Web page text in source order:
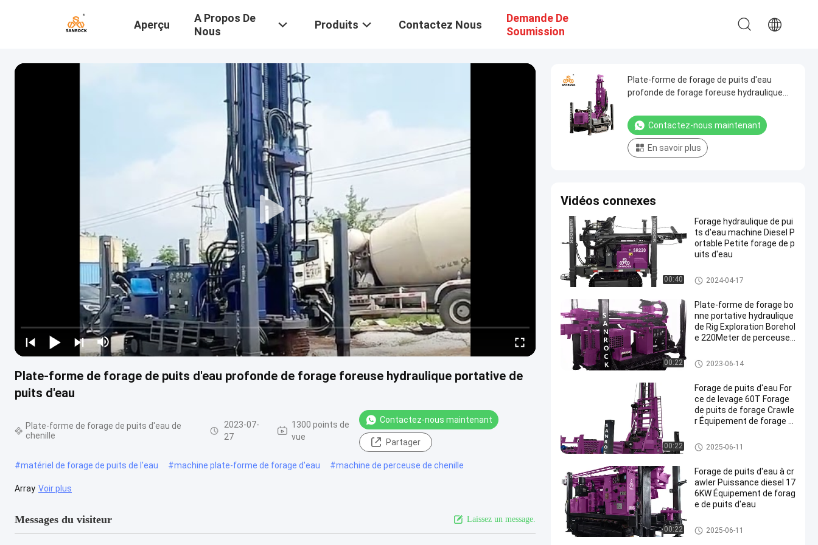
Aperçu
A Propos De
Nous
Produits Contactez Nous
Demande De
Soumission
Plate-forme de forage de puits d'eau profonde de forage foreuse hydraulique portative de
puits d'eau
Plate-forme de forage de puits d'eau de
chenille
2023-07-
27
1300 points de
vue
Contactez-nous maintenant
Partager
#matériel de forage de puits de l'eau #machine plate-forme de forage d'eau #machine de perceuse de chenille
Array Voir plus
Messages du visiteur Laissez un message.
Plate-forme de forage de puits d'eau
profonde de forage foreuse hydraulique
Contactez-nous maintenant
En savoir plus
Vidéos connexes
00:40
Forage hydraulique de pui
ts d'eau machine Diesel P
ortable Petite forage de p
uits d'eau
Plate-forme de forage de puits
d'eau de chenille
2024-04-17
00:22
Plate-forme de forage bo
nne portative hydraulique
de Rig Exploration Borehol
e 220Meter de perceuse
Plate-forme de forage de puits
d'eau de chenille
2023-06-14
00:22
Forage de puits d'eau For
ce de levage 60T Forage
de puits de forage Crawle
r Équipement de forage d
Plate-forme de forage de puits
d'eau de chenille
2025-06-11
00:22
Forage de puits d'eau à cr
awler Puissance diesel 17
6KW Équipement de forag
e de puits d'eau
Plate-forme de forage de puits
d'eau de chenille
2025-06-11